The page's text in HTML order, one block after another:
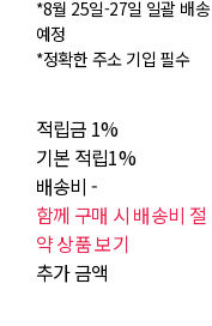
*8월 25일-27일 일괄 배송
예정
*정확한 주소 기입 필수
적립금 1%
기본 적립1%
배송비-
함께 구매 시 배송비 절
약 상품 보기
추가 금액